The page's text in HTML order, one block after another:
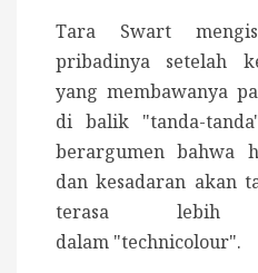
Tara Swart
pribadinya setelah
yang membawanya
di balik "tanda-
berargumen bahwa
dan kesadaran akan
terasa
dalam "technicolour".